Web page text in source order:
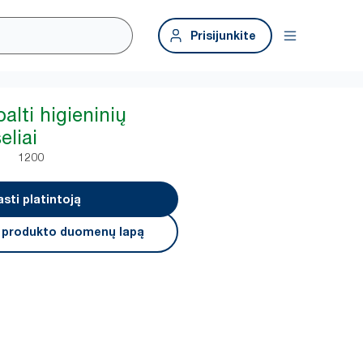
Prisijunkite
higieninių
1200
platintoją
duomenų lapą